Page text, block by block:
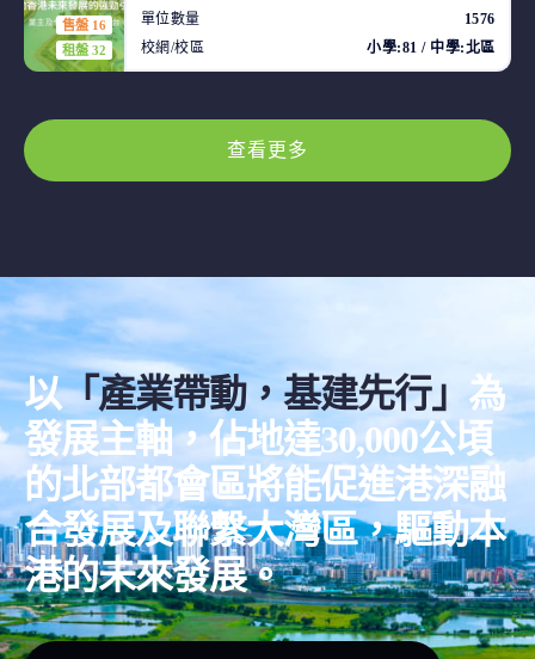
售盤 16
租盤 32
單位數量
1576
校網/校區
小學:81 / 中學:北區
查看更多
以「產業帶動，基建先行」 為
發展主軸，佔地達30,000公頃
的北部都會區將能促進港深融
合發展及聯繫大灣區，驅動本
港的未來發展。